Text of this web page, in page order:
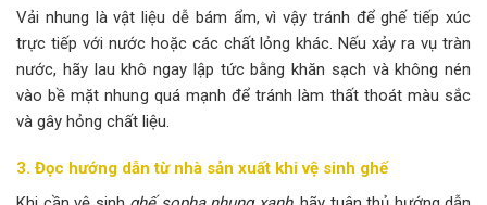
Vải nhung là vật liệu dễ bám ẩm, vì vậy tránh để ghế tiếp xúc
trực tiếp với nước hoặc các chất lỏng khác. Nếu xảy ra vụ tràn
nước, hãy lau khô ngay lập tức bằng khăn sạch và không nén
vào bề mặt nhung quá mạnh để tránh làm thất thoát màu sắc
và gây hỏng chất liệu.
3. Đọc hướng dẫn từ nhà sản xuất khi vệ sinh ghế